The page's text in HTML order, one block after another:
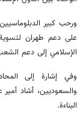
ورحب كبير
على دعم طهران لتسوية
الإسلامي إلى دعم
وفي إشارة إلى
والسعوديين، أشاد أمير
البناءة.